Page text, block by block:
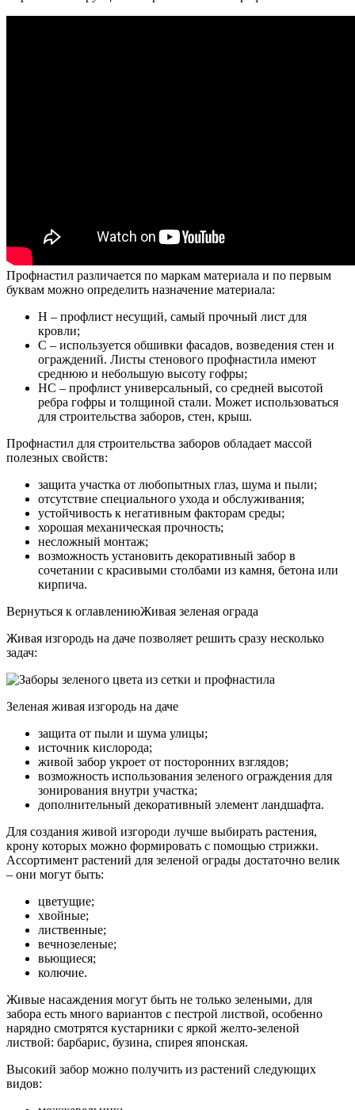
Профнастил различается по маркам материала и по первым
буквам можно определить назначение материала:
Н – профлист несущий, самый прочный лист для
кровли;
С – используется обшивки фасадов, возведения стен и
ограждений. Листы стенового профнастила имеют
среднюю и небольшую высоту гофры;
НС – профлист универсальный, со средней высотой
ребра гофры и толщиной стали. Может использоваться
для строительства заборов, стен, крыш.
Профнастил для строительства заборов обладает массой
полезных свойств:
защита участка от любопытных глаз, шума и пыли;
отсутствие специального ухода и обслуживания;
устойчивость к негативным факторам среды;
хорошая механическая прочность;
несложный монтаж;
возможность установить декоративный забор в
сочетании с красивыми столбами из камня, бетона или
кирпича.
Вернуться к оглавлениюЖивая зеленая ограда
Живая изгородь на даче позволяет решить сразу несколько
задач:
Зеленая живая изгородь на даче
защита от пыли и шума улицы;
источник кислорода;
живой забор укроет от посторонних взглядов;
возможность использования зеленого ограждения для
зонирования внутри участка;
дополнительный декоративный элемент ландшафта.
Для создания живой изгороди лучше выбирать растения,
крону которых можно формировать с помощью стрижки.
Ассортимент растений для зеленой ограды достаточно велик
– они могут быть:
цветущие;
хвойные;
лиственные;
вечнозеленые;
вьющиеся;
колючие.
Живые насаждения могут быть не только зелеными, для
забора есть много вариантов с пестрой листвой, особенно
нарядно смотрятся кустарники с яркой желто-зеленой
листвой: барбарис, бузина, спирея японская.
Высокий забор можно получить из растений следующих
видов: